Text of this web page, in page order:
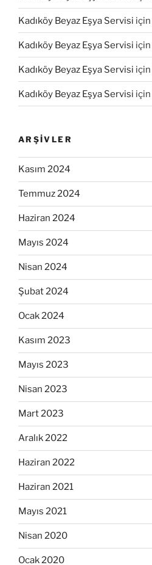
Kadıköy Beyaz Eşya Servisi için
Kadıköy Beyaz Eşya Servisi için
Kadıköy Beyaz Eşya Servisi için
Kadıköy Beyaz Eşya Servisi için
ARŞIVLER
Kasım 2024
Temmuz 2024
Haziran 2024
Mayıs 2024
Nisan 2024
Şubat 2024
Ocak 2024
Kasım 2023
Mayıs 2023
Nisan 2023
Mart 2023
Aralık 2022
Haziran 2022
Haziran 2021
Mayıs 2021
Nisan 2020
Ocak 2020